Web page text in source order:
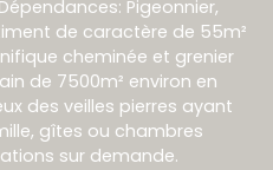
Pigeonnier,
de caractère de 55m²
cheminée et grenier
de 7500m² environ en
des veilles pierres ayant
gîtes ou chambres
sur demande.